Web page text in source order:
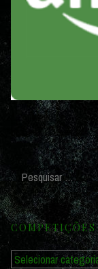
COMPETIÇÕES
Competições